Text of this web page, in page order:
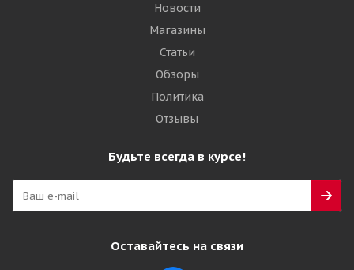
Новости
Магазины
Статьи
Обзоры
Политика
Отзывы
Будьте всегда в курсе!
Оставайтесь на связи